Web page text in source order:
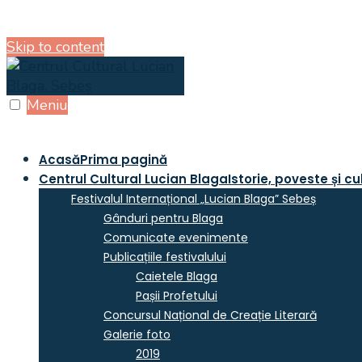
Skip to content
Meniu
AcasăPrima pagină
Centrul Cultural Lucian BlagaIstorie, poveste și
Festivalul Internațional „Lucian Blaga” Sebeș
Gânduri pentru Blaga
Comunicate evenimente
Publicațiile festivalului
Caietele Blaga
Pașii Profetului
Concursul Național de Creație Literară
Galerie foto
2019